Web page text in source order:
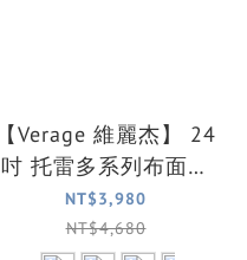
【Verage 維麗杰】 24
吋 托雷多系列布面行
李箱/旅行箱(4色可選)
NT$3,980
NT$4,680